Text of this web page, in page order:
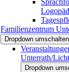
Familienzentrum
Dropdown umschalten
Unterrath/
Dropdown